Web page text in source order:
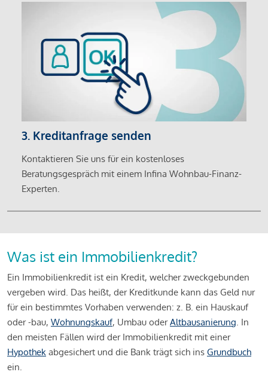
3. Kreditanfrage senden
Kontaktieren Sie uns für ein kostenloses
Beratungsgespräch mit einem Infina Wohnbau-Finanz-
Experten.
Was ist ein Immobilienkredit?
Ein Immobilienkredit ist ein Kredit, welcher zweckgebunden
vergeben wird. Das heißt, der Kreditkunde kann das Geld nur
für ein bestimmtes Vorhaben verwenden: z. B. ein Hauskauf
oder -bau, Wohnungskauf, Umbau oderAltbausanierung. In
den meisten Fällen wird der Immobilienkredit mit einer
Hypothek abgesichert und die Bank trägt sich ins Grundbuch
ein.